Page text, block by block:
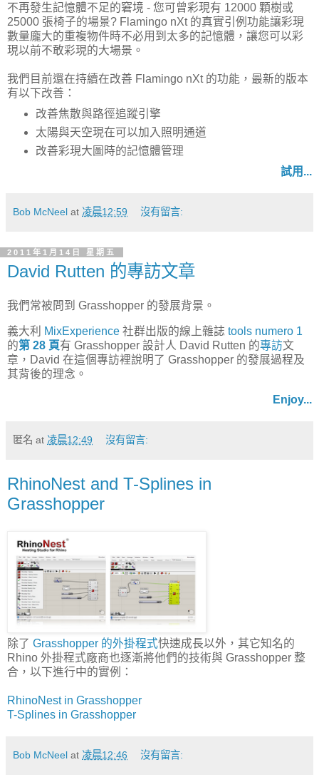
不再發生記憶體不足的窘境 - 您可曾彩現有 12000 顆樹或
25000 張椅子的場景? Flamingo nXt 的真實引例功能讓彩現
數量龐大的重複物件時不必用到太多的記憶體，讓您可以彩
現以前不敢彩現的大場景。
我們目前還在持續在改善 Flamingo nXt 的功能，最新的版本
有以下改善：
改善焦散與路徑追蹤引擎
太陽與天空現在可以加入照明通道
改善彩現大圖時的記憶體管理
試用...
Bob McNeel at 凌晨12:59 沒有留言:
2011年1月14日 星期五
David Rutten 的專訪文章
我們常被問到 Grasshopper 的發展背景。
義大利 MixExperience 社群出版的線上雜誌 tools numero 1
的第 28 頁有 Grasshopper 設計人 David Rutten 的專訪文
章，David 在這個專訪裡說明了 Grasshopper 的發展過程及
其背後的理念。
Enjoy...
匿名 at 凌晨12:49 沒有留言:
RhinoNest and T-Splines in
Grasshopper
除了 Grasshopper 的外掛程式快速成長以外，其它知名的
Rhino 外掛程式廠商也逐漸將他們的技術與 Grasshopper 整
合，以下進行中的實例：
RhinoNest in Grasshopper
T-Splines in Grasshopper
Bob McNeel at 凌晨12:46 沒有留言: